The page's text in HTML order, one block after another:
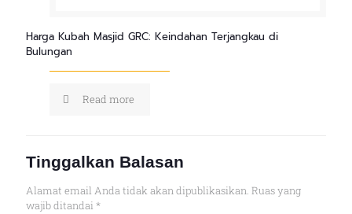
Harga Kubah Masjid GRC: Keindahan Terjangkau di
Bulungan
Read more
Tinggalkan Balasan
Alamat email Anda tidak akan dipublikasikan. Ruas yang
wajib ditandai *